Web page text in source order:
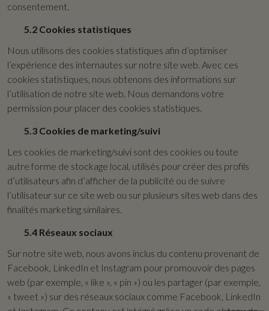
consentement.
5.2 Cookies statistiques
Nous utilisons des cookies statistiques afin d’optimiser
l’expérience des internautes sur notre site web. Avec ces
cookies statistiques, nous obtenons des informations sur
l’utilisation de notre site web. Nous demandons votre
permission pour placer des cookies statistiques.
5.3 Cookies de marketing/suivi
Les cookies de marketing/suivi sont des cookies ou toute
autre forme de stockage local, utilisés pour créer des profils
d’utilisateurs afin d’afficher de la publicité ou de suivre
l’utilisateur sur ce site web ou sur plusieurs sites web dans des
finalités marketing similaires.
5.4 Réseaux sociaux
Sur notre site web, nous avons inclus du contenu provenant de
Facebook, LinkedIn et Instagram pour promouvoir des pages
web (par exemple, « like », « pin ») ou les partager (par exemple,
« tweet ») sur des réseaux sociaux comme Facebook, LinkedIn